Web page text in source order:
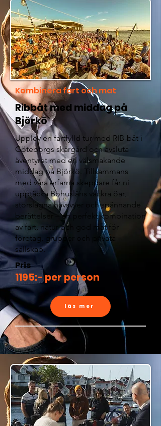
Kombinera fart och mat
Ribbåt med middag på
Björkö
Upplev en fartfylld tur med RIB-båt i
Göteborgs skärgård och avsluta
äventyret med en välsmakande
middag på Björkö. Tillsammans
med våra erfarna skeppare får ni
upptäcka Bohusläns vackra öar,
storslagna havsvyer och spännande
berättelser – en perfekt kombination
av fart, natur och god mat för
företag, grupper och privata
sällskap.
Pris
1195:- per person
läs mer